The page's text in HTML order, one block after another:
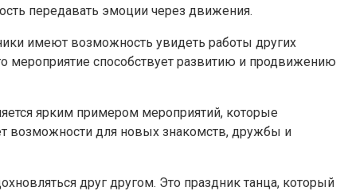
передавать эмоции через движения.
имеют возможность увидеть работы других
мероприятие способствует развитию и продвижению
ярким примером мероприятий, которые
возможности для новых знакомств, дружбы и
друг другом. Это праздник танца, который